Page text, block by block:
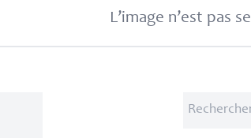
L’image n’est pas